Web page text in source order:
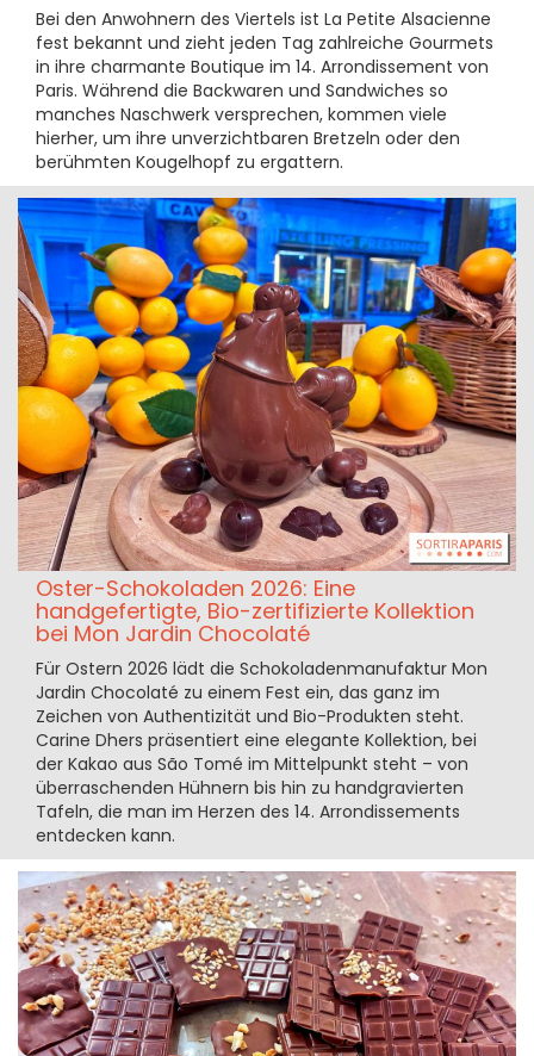
Bei den Anwohnern des Viertels ist La Petite Alsacienne
fest bekannt und zieht jeden Tag zahlreiche Gourmets
in ihre charmante Boutique im 14. Arrondissement von
Paris. Während die Backwaren und Sandwiches so
manches Naschwerk versprechen, kommen viele
hierher, um ihre unverzichtbaren Bretzeln oder den
berühmten Kougelhopf zu ergattern.
Oster-Schokoladen 2026: Eine
handgefertigte, Bio-zertifizierte Kollektion
bei Mon Jardin Chocolaté
Für Ostern 2026 lädt die Schokoladenmanufaktur Mon
Jardin Chocolaté zu einem Fest ein, das ganz im
Zeichen von Authentizität und Bio-Produkten steht.
Carine Dhers präsentiert eine elegante Kollektion, bei
der Kakao aus São Tomé im Mittelpunkt steht – von
überraschenden Hühnern bis hin zu handgravierten
Tafeln, die man im Herzen des 14. Arrondissements
entdecken kann.